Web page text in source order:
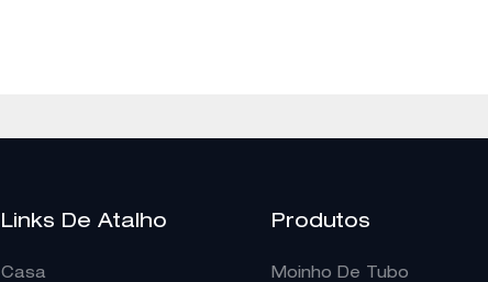
Links De Atalho
Casa
Produtos
Moinho De Tubo